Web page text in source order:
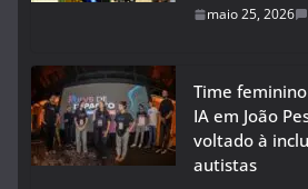
maio 25, 2026
Time
IA em João
voltado à
autistas